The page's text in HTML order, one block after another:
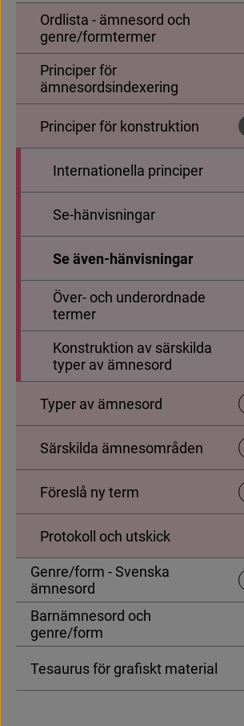
Ordlista - ämnesord och
genre/formtermer
Principer för
ämnesordsindexering
Principer för konstruktion
Internationella principer
Se-hänvisningar
Se även-hänvisningar
Över- och underordnade
termer
Konstruktion av särskilda
typer av ämnesord
Typer av ämnesord
Särskilda ämnesområden
Föreslå ny term
Protokoll och utskick
Genre/form - Svenska
ämnesord
Barnämnesord och
genre/form
Tesaurus för grafiskt material